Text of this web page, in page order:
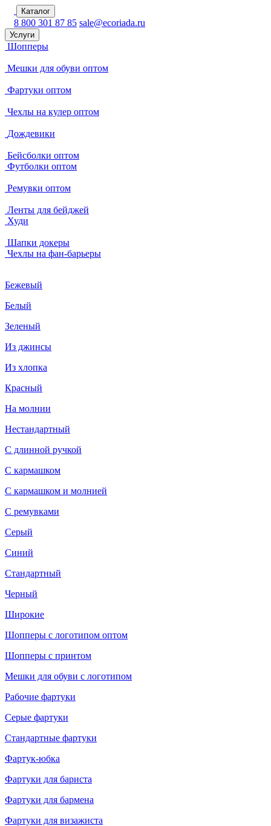
Каталог
8 800 301 87 85 sale@ecoriada.ru
Услуги
Шопперы
Мешки для обуви оптом
Фартуки оптом
Чехлы на кулер оптом
Дождевики
Бейсболки оптом
Футболки оптом
Ремувки оптом
Ленты для бейджей
Худи
Шапки докеры
Чехлы на фан-барьеры
Бежевый
Белый
Зеленый
Из джинсы
Из хлопка
Красный
На молнии
Нестандартный
С длинной ручкой
С кармашком
С кармашком и молнией
С ремувками
Серый
Синий
Стандартный
Черный
Широкие
Шопперы с логотипом оптом
Шопперы с принтом
Мешки для обуви с логотипом
Рабочие фартуки
Серые фартуки
Стандартные фартуки
Фартук-юбка
Фартуки для бариста
Фартуки для бармена
Фартуки для визажиста